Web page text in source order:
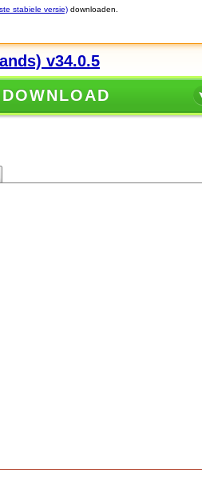
stabiele versie) downloaden.
v34.0.5
DOWNLOAD